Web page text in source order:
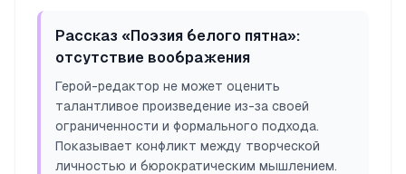
Рассказ «Поэзия белого пятна»:
отсутствие воображения
Герой-редактор не может оценить
талантливое произведение из-за своей
ограниченности и формального подхода.
Показывает конфликт между творческой
личностью и бюрократическим мышлением.